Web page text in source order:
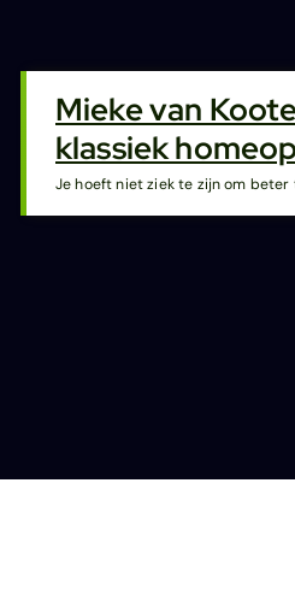
Mieke van
klassiek
Je hoeft niet ziek te zijn om beter